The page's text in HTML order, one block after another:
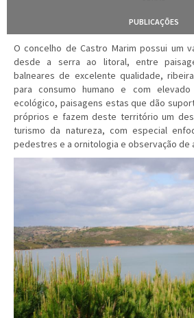
PUBLICAÇÕES
O concelho de Castro Marim possui um
desde a serra ao litoral, entre
balneares de excelente qualidade,
para consumo humano e com
ecológico, paisagens estas que dão
próprios e fazem deste território um
turismo da natureza, com especial
pedestres e a ornitologia e observação de